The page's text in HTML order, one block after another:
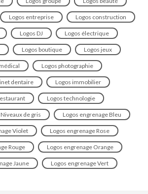
Logos entreprise Logos construction
Logos DJ Logos électrique
Logos boutique Logos jeux
Logos photographie
dentaire Logos immobilier
Logos technologie
de gris Logos engrenage Bleu
Violet Logos engrenage Rose
Rouge Logos engrenage Orange
Jaune Logos engrenage Vert